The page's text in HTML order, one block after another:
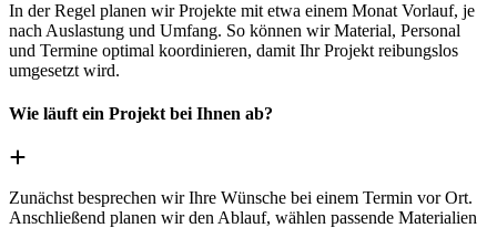
In der Regel planen wir Projekte mit etwa einem Monat Vorlauf, je
nach Auslastung und Umfang. So können wir Material, Personal
und Termine optimal koordinieren, damit Ihr Projekt reibungslos
umgesetzt wird.
Wie läuft ein Projekt bei Ihnen ab?
Zunächst besprechen wir Ihre Wünsche bei einem Termin vor Ort.
Anschließend planen wir den Ablauf, wählen passende Materialien